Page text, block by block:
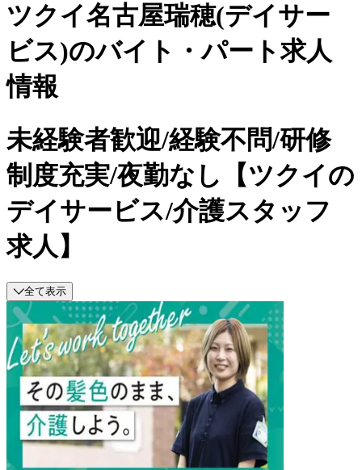
ツクイ名古屋瑞穂(デイサー
ビス)のバイト・パート求人
情報
未経験者歓迎/経験不問/研修
制度充実/夜勤なし【ツクイの
デイサービス/介護スタッフ
求人】
全て表示